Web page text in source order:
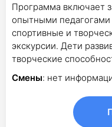
Программа включает
опытными педагогами
спортивные и
экскурсии. Дети
творческие
Смены: нет